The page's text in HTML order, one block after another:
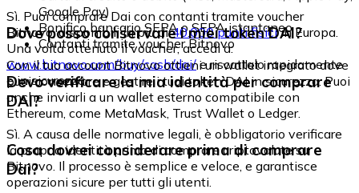
Google Pay)
Bonifico bancario SEPA o SEPA istantaneo
Contanti tramite voucher Bitnovo
Sì. Puoi comprare Dai con contanti tramite voucher
Bitnovo, disponibili in più di40.000 punti fisiciin Europa.
Una volta ottenuto il voucher, accedi a:
www.bitnovo.com/buy/cash/dai/e riscattalo rapidamente
e in sicurezza.
Dove posso conservare i miei token DAI?
Con il tuo account Bitnovo ottieni un wallet integrato dove
puoi conservare e gestire i tuoi token DAI in sicurezza. Puoi
anche inviarli a un wallet esterno compatibile con
Ethereum, come MetaMask, Trust Wallet o Ledger.
Devo verificare la mia identità per comprare
DAI?
Sì. A causa delle normative legali, è obbligatorio verificare
la propria identità prima di comprare criptovalute su
Bitnovo. Il processo è semplice e veloce, e garantisce
operazioni sicure per tutti gli utenti.
Cosa dovrei considerare prima di comprare
Dai?